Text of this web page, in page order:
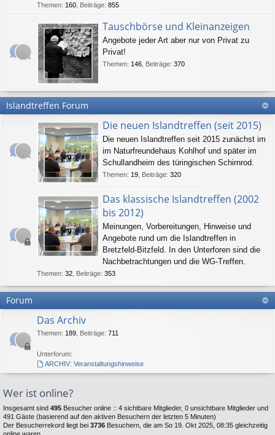
Themen: 160 Beiträge: 855
Tauschbörse und Kleinanzeigen
Angebote jeder Art aber nur von Privat zu
Privat!
Themen: 146 Beiträge: 370
Islandtreffen Forum
Die neuen Islandtreffen (seit 2015)
Die neuen Islandtreffen seit 2015 zunächst im
im Naturfreundehaus Kohlhof und später im
Schullandheim des türingischen Schirnrod.
Themen: 19 Beiträge: 320
Das klassische Islandtreffen (2002
bis 2012)
Meinungen, Vorbereitungen, Hinweise und
Angebote rund um die Islandtreffen in
Bretzfeld-Bitzfeld. In den Unterforen sind die
Nachbetrachtungen und die WG-Treffen.
Themen: 32 Beiträge: 353
Forum
Das Archiv
Themen: 189 Beiträge: 711
Unterforum:
ARCHIV: Veranstaltungshinweise
Wer ist online?
Insgesamt sind 495 Besucher online :: 4 sichtbare Mitglieder, 0 unsichtbare Mitglieder und
491 Gäste (basierend auf den aktiven Besuchern der letzten 5 Minuten)
Der Besucherrekord liegt bei 3736 Besuchern, die am So 19. Okt 2025, 08:35 gleichzeitig